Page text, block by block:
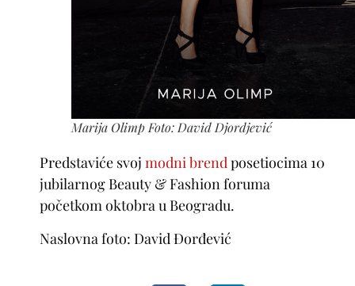
Marija Olimp Foto: David Djordjević
Predstaviće svoj modni brendposetiocima 10
jubilarnog Beauty & Fashion foruma
početkom oktobra u Beogradu.
Naslovna foto: David Đorđević